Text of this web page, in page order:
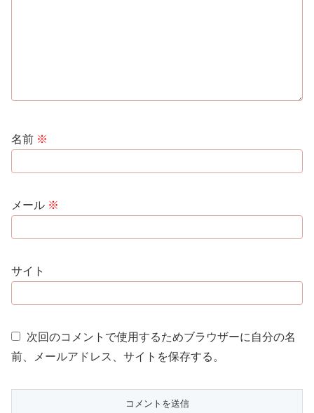
名前 ※
メール ※
サイト
次回のコメントで使用するためブラウザーに自分の名
前、メールアドレス、サイトを保存する。